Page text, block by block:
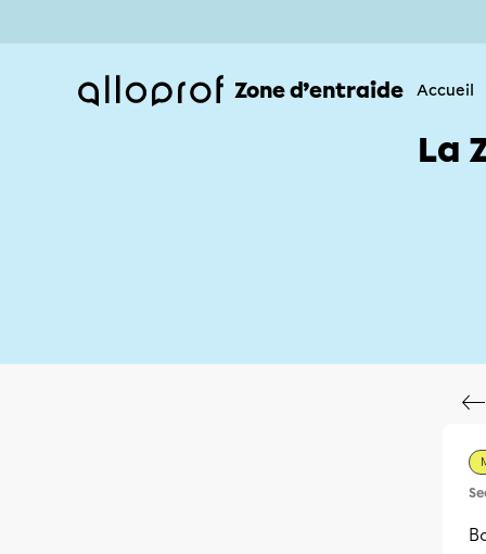
Zone d’entraide Accueil
La